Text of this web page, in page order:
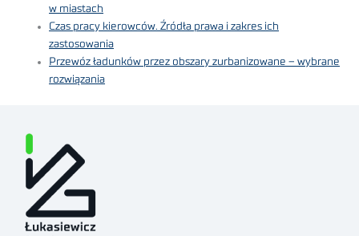
w miastach
Czas pracy kierowców. Źródła prawa i zakres ich
zastosowania
Przewóz ładunków przez obszary zurbanizowane – wybrane
rozwiązania